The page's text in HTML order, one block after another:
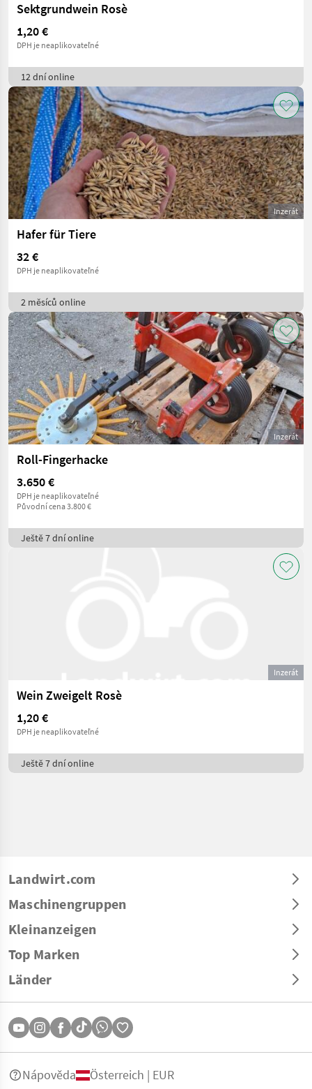
Sektgrundwein Rosè
1,20 €
DPH je neaplikovateľné
12 dní online
Inzerát
Hafer für Tiere
32 €
DPH je neaplikovateľné
2 měsíců online
Inzerát
Roll-Fingerhacke
3.650 €
DPH je neaplikovateľné
Původní cena 3.800 €
Ještě 7 dní online
Inzerát
Wein Zweigelt Rosè
1,20 €
DPH je neaplikovateľné
Ještě 7 dní online
Landwirt.com
Maschinengruppen
Kleinanzeigen
Top Marken
Länder
Nápověda Österreich | EUR